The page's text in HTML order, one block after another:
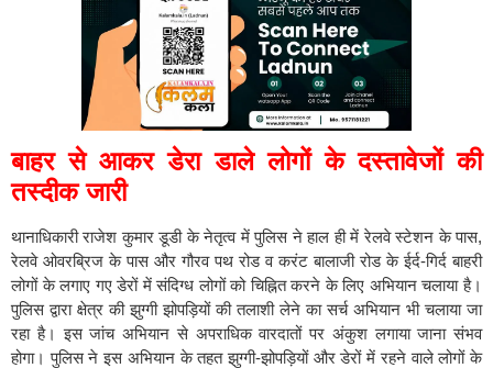
बाहर से आकर डेरा डाले लोगों के दस्तावेजों की
तस्दीक जारी
थानाधिकारी राजेश कुमार डूडी के नेतृत्व में पुलिस ने हाल ही में रेलवे स्टेशन के पास,
रेलवे ओवरब्रिज के पास और गौरव पथ रोड व करंट बालाजी रोड के ईर्द-गिर्द बाहरी
लोगों के लगाए गए डेरों में संदिग्ध लोगों को चिह्नित करने के लिए अभियान चलाया है।
पुलिस द्वारा क्षेत्र की झुग्गी झोपड़ियों की तलाशी लेने का सर्च अभियान भी चलाया जा
रहा है। इस जांच अभियान से अपराधिक वारदातों पर अंकुश लगाया जाना संभव
होगा। पुलिस ने इस अभियान के तहत झुग्गी-झोपड़ियों और डेरों में रहने वाले लोगों के